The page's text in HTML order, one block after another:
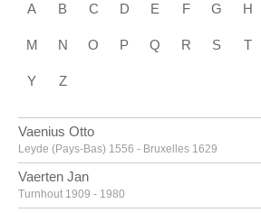
A B C D E F G H
M N O P Q R S T
Y Z
Vaenius Otto
Leyde (Pays-Bas) 1556 - Bruxelles 1629
Vaerten Jan
Turnhout 1909 - 1980